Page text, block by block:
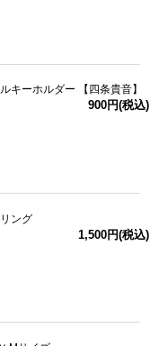
キーホルダー 【四条貴音】
900円(税込)
ング
1,500円(税込)